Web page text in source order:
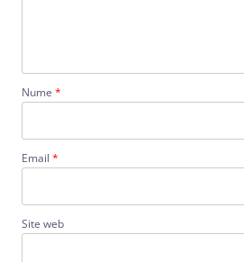
Nume *
Email *
Site web